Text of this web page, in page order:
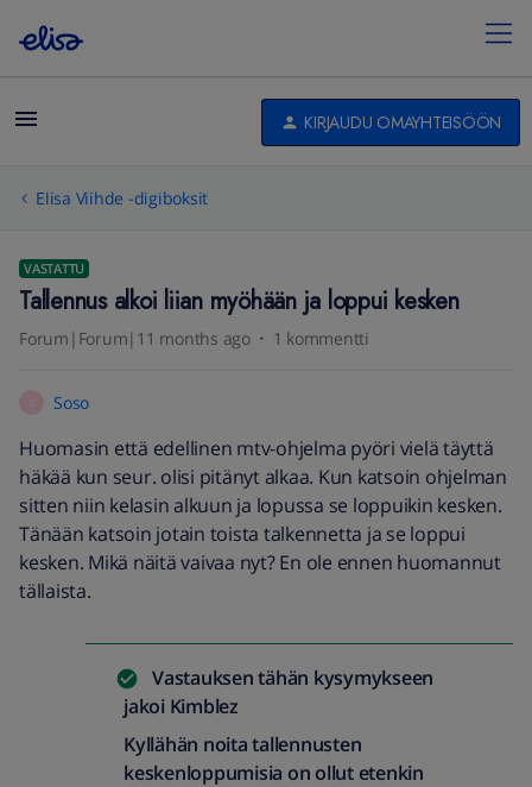
KIRJAUDU OMAYHTEISÖÖN
Elisa Viihde -digiboksit
VASTATTU
Tallennus alkoi liian myöhään ja loppui kesken
Forum|Forum|11 months ago 1 kommentti
Soso
Huomasin että edellinen mtv-ohjelma pyöri vielä täyttä
häkää kun seur. olisi pitänyt alkaa. Kun katsoin ohjelman
sitten niin kelasin alkuun ja lopussa se loppuikin kesken.
Tänään katsoin jotain toista talkennetta ja se loppui
kesken. Mikä näitä vaivaa nyt? En ole ennen huomannut
tällaista.
Vastauksen tähän kysymykseen
jakoi Kimblez
Kyllähän noita tallennusten
keskenloppumisia on ollut etenkin